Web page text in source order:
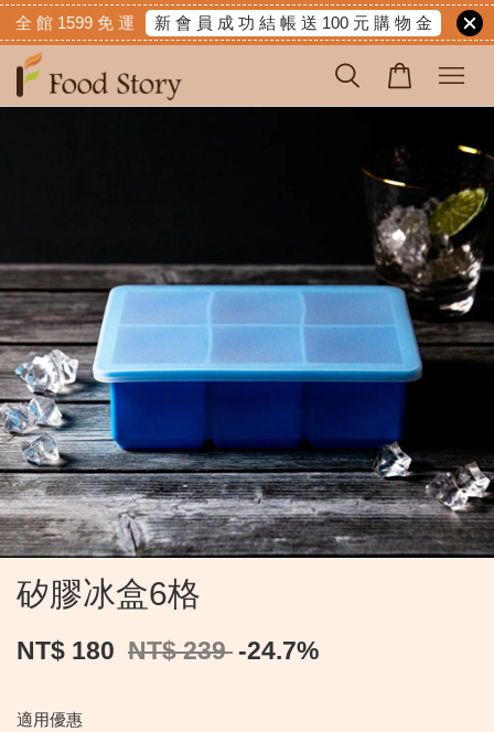
全 館 1599 免 運 新 會 員 成 功 結 帳 送 100 元 購 物 金
矽膠冰盒6格
NT$ 180 NT$ 239 -24.7%
適用優惠